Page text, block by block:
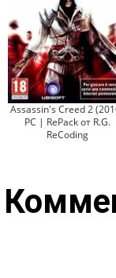
Assassin's Creed 2
PC | RePack от R.G.
ReCoding